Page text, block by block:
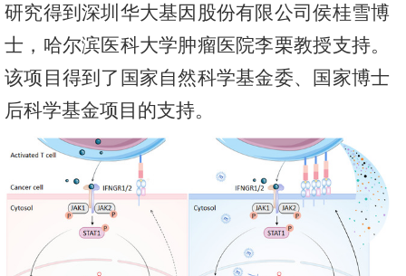
研究得到深圳华大基因股份有限公司侯桂雪博
士，哈尔滨医科大学肿瘤医院李栗教授支持。
该项目得到了国家自然科学基金委、国家博士
后科学基金项目的支持。